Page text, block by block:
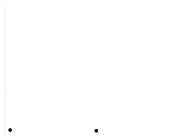
ト｜土日祝営業